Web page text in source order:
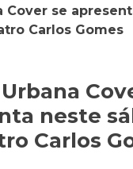
Cover se
Carlos Gomes
neste
Carlos